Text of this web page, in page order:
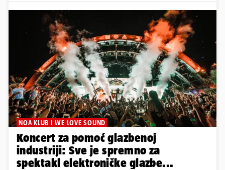
NOA KLUB I WE LOVE SOUND
Koncert za pomoć glazbenoj
industriji: Sve je spremno za
spektakl elektroničke glazbe...